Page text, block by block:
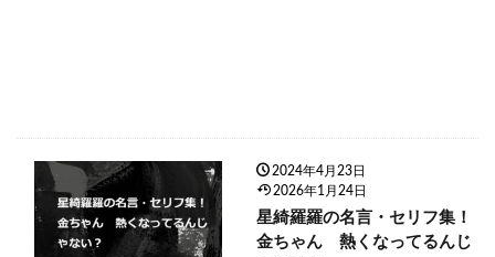
2024年4月23日
2026年1月24日
星綺羅羅の名言・セリフ集！
金ちゃん 熱くなってるんじ